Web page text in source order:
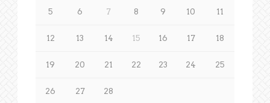
5 6 7 8 9 10 11
12 13 14 15 16 17 18
19 20 21 22 23 24 25
26 27 28